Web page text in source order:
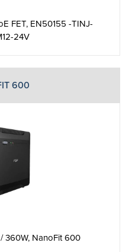
FET, EN50155 -TINJ-
24V
600
360W, NanoFit 600